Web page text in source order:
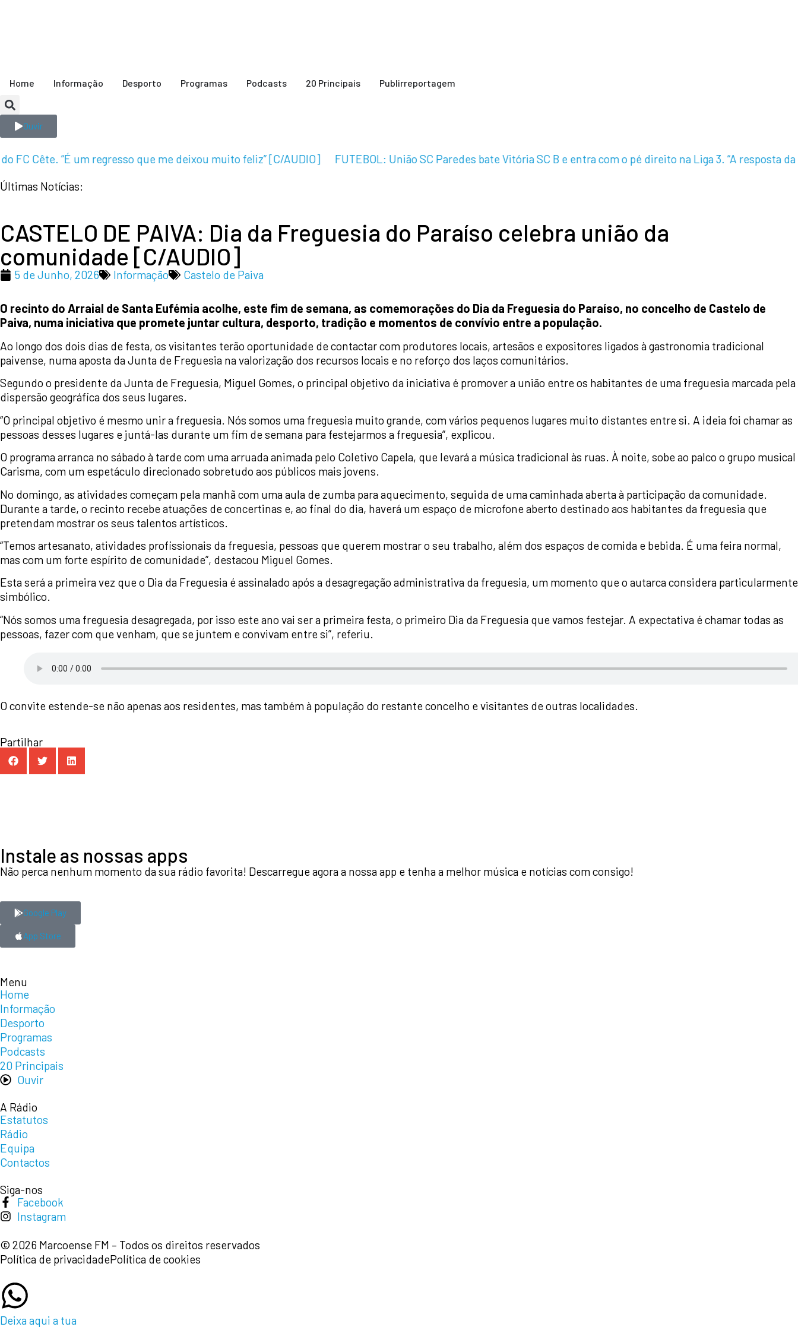
Home Informação Desporto Programas Podcasts 20 Principais Publirreportagem
Ouvir
Cête. “É um regresso que me deixou muito feliz” [C/AUDIO]
FUTEBOL: União SC Paredes bate Vitória SC B e entra com o pé direito na Liga 3. “A resposta da
Últimas Notícias:
CASTELO DE PAIVA: Dia da Freguesia do Paraíso celebra união da
comunidade [C/AUDIO]
5 de Junho, 2026 Informação Castelo de Paiva
O recinto do Arraial de Santa Eufémia acolhe, este fim de semana, as comemorações do Dia da Freguesia do Paraíso, no concelho de Castelo de
Paiva, numa iniciativa que promete juntar cultura, desporto, tradição e momentos de convívio entre a população.
Ao longo dos dois dias de festa, os visitantes terão oportunidade de contactar com produtores locais, artesãos e expositores ligados à gastronomia tradicional
paivense, numa aposta da Junta de Freguesia na valorização dos recursos locais e no reforço dos laços comunitários.
Segundo o presidente da Junta de Freguesia, Miguel Gomes, o principal objetivo da iniciativa é promover a união entre os habitantes de uma freguesia marcada pela
dispersão geográfica dos seus lugares.
“O principal objetivo é mesmo unir a freguesia. Nós somos uma freguesia muito grande, com vários pequenos lugares muito distantes entre si. A ideia foi chamar as
pessoas desses lugares e juntá-las durante um fim de semana para festejarmos a freguesia”, explicou.
O programa arranca no sábado à tarde com uma arruada animada pelo Coletivo Capela, que levará a música tradicional às ruas. À noite, sobe ao palco o grupo musical
Carisma, com um espetáculo direcionado sobretudo aos públicos mais jovens.
No domingo, as atividades começam pela manhã com uma aula de zumba para aquecimento, seguida de uma caminhada aberta à participação da comunidade.
Durante a tarde, o recinto recebe atuações de concertinas e, ao final do dia, haverá um espaço de microfone aberto destinado aos habitantes da freguesia que
pretendam mostrar os seus talentos artísticos.
“Temos artesanato, atividades profissionais da freguesia, pessoas que querem mostrar o seu trabalho, além dos espaços de comida e bebida. É uma feira normal,
mas com um forte espírito de comunidade”, destacou Miguel Gomes.
Esta será a primeira vez que o Dia da Freguesia é assinalado após a desagregação administrativa da freguesia, um momento que o autarca considera particularmente
simbólico.
“Nós somos uma freguesia desagregada, por isso este ano vai ser a primeira festa, o primeiro Dia da Freguesia que vamos festejar. A expectativa é chamar todas as
pessoas, fazer com que venham, que se juntem e convivam entre si”, referiu.
O convite estende-se não apenas aos residentes, mas também à população do restante concelho e visitantes de outras localidades.
Partilhar
Instale as nossas apps
Não perca nenhum momento da sua rádio favorita! Descarregue agora a nossa app e tenha a melhor música e notícias com consigo!
Google Play
App Store
Menu
Home
Informação
Desporto
Programas
Podcasts
20 Principais
Ouvir
A Rádio
Estatutos
Rádio
Equipa
Contactos
Siga-nos
Facebook
Instagram
© 2026 Marcoense FM – Todos os direitos reservados
Política de privacidadePolítica de cookies
Deixa aqui a tua